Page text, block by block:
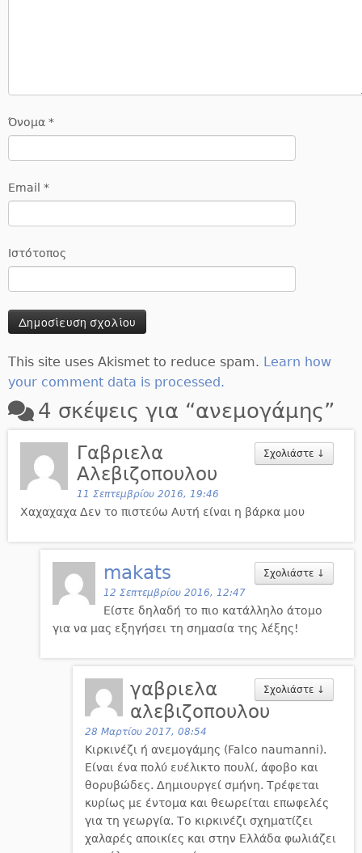
Όνομα *
Email *
Ιστότοπος
This site uses Akismet to reduce spam. Learn how
your comment data is processed.
4 σκέψεις για “ανεμογάμης”
Σχολιάστε ↓
Γαβριελα
Αλεβιζοπουλου
11 Σεπτεμβρίου 2016, 19:46
Χαχαχαχα Δεν το πιστεύω Αυτή είναι η βάρκα μου
Σχολιάστε ↓
makats
12 Σεπτεμβρίου 2016, 12:47
Είστε δηλαδή το πιο κατάλληλο άτομο
για να μας εξηγήσει τη σημασία της λέξης!
Σχολιάστε ↓
γαβριελα
αλεβιζοπουλου
28 Μαρτίου 2017, 08:54
Κιρκινέζι ή ανεμογάμης (Falco naumanni).
Είναι ένα πολύ ευέλικτο πουλί, άφοβο και
θορυβώδες. Δημιουργεί σμήνη. Τρέφεται
κυρίως με έντομα και θεωρείται επωφελές
για τη γεωργία. Το κιρκινέζι σχηματίζει
χαλαρές αποικίες και στην Ελλάδα φωλιάζει